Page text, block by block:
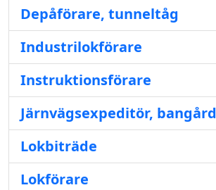
Depåförare, tunneltåg
Industrilokförare
Instruktionsförare
Järnvägsexpeditör, bangård
Lokbiträde
Lokförare